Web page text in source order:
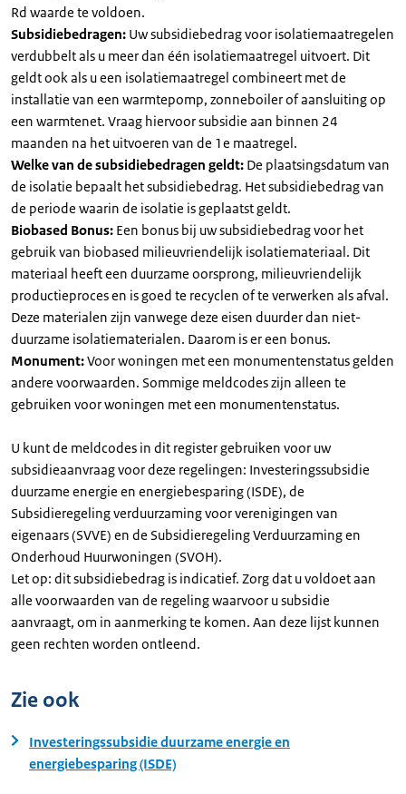
Rd waarde te voldoen.
Subsidiebedragen: Uw subsidiebedrag voor isolatiemaatregelen
verdubbelt als u meer dan één isolatiemaatregel uitvoert. Dit
geldt ook als u een isolatiemaatregel combineert met de
installatie van een warmtepomp, zonneboiler of aansluiting op
een warmtenet. Vraag hiervoor subsidie aan binnen 24
maanden na het uitvoeren van de 1e maatregel.
Welke van de subsidiebedragen geldt: De plaatsingsdatum van
de isolatie bepaalt het subsidiebedrag. Het subsidiebedrag van
de periode waarin de isolatie is geplaatst geldt.
Biobased Bonus: Een bonus bij uw subsidiebedrag voor het
gebruik van biobased milieuvriendelijk isolatiemateriaal. Dit
materiaal heeft een duurzame oorsprong, milieuvriendelijk
productieproces en is goed te recyclen of te verwerken als afval.
Deze materialen zijn vanwege deze eisen duurder dan niet-
duurzame isolatiematerialen. Daarom is er een bonus.
Monument:Voor woningen met een monumentenstatus gelden
andere voorwaarden. Sommige meldcodes zijn alleen te
gebruiken voor woningen met een monumentenstatus.
U kunt de meldcodes in dit register gebruiken voor uw
subsidieaanvraag voor deze regelingen: Investeringssubsidie
duurzame energie en energiebesparing (ISDE), de
Subsidieregeling verduurzaming voor verenigingen van
eigenaars (SVVE) en de Subsidieregeling Verduurzaming en
Onderhoud Huurwoningen (SVOH).
Let op: dit subsidiebedrag is indicatief. Zorg dat u voldoet aan
alle voorwaarden van de regeling waarvoor u subsidie
aanvraagt, om in aanmerking te komen. Aan deze lijst kunnen
geen rechten worden ontleend.
Zie ook
Investeringssubsidie duurzame energie en
energiebesparing (ISDE)